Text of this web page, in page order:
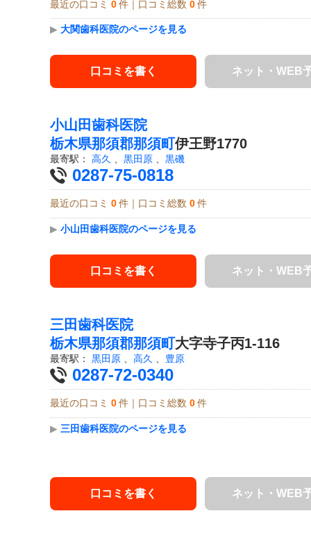
最近の口コミ 0 件｜口コミ総数 0 件
▶ 大関歯科医院のページを見る
口コミを書く ネット・WEB
小山田歯科医院
栃木県那須郡那須町伊王野1770
最寄駅： 高久 黒田原 黒磯
0287-75-0818
最近の口コミ 0 件｜口コミ総数 0 件
▶ 小山田歯科医院のページを見る
口コミを書く ネット・WEB
三田歯科医院
栃木県那須郡那須町大字寺子丙1-116
最寄駅： 黒田原 高久 豊原
0287-72-0340
最近の口コミ 0 件｜口コミ総数 0 件
▶ 三田歯科医院のページを見る
口コミを書く ネット・WEB